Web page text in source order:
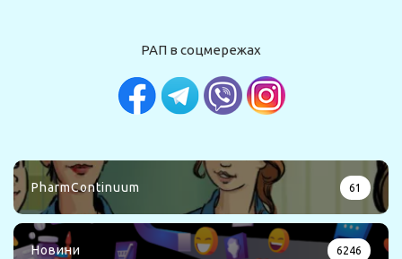
РАП в соцмережах
PharmContinuum 61
Новини 6246